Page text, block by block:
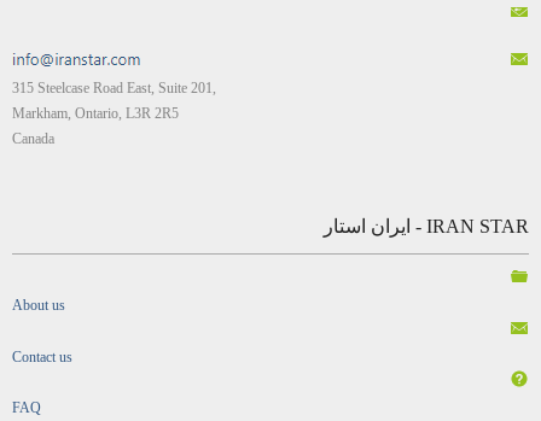
315 Steelcase Road East, Suite 201,
Markham, Ontario, L3R 2R5
Canada
IRAN STAR - ایران استار
About us
Contact us
FAQ